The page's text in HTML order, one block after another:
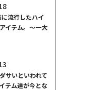
流行したハイ
イテム。～一大
サいといわれて
テム達が今とな